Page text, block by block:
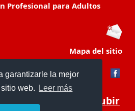
garantizarle la mejor
web.
Leer más
Profesional para Adultos
Mapa del sitio
Subir